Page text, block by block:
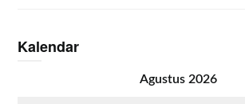
Kalendar
Agustus 2026